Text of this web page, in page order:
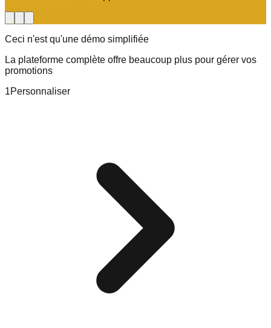
Ceci n'est qu'une démo simplifiée
La plateforme complète offre beaucoup plus pour gérer vos
promotions
1Personnaliser